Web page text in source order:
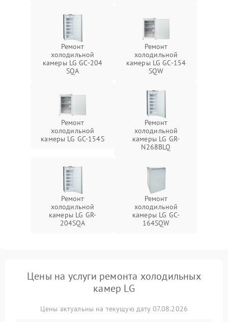
Ремонт
холодильной
камеры LG GC-204
SQA
Ремонт
холодильной
камеры LG GC-154
SQW
Ремонт
холодильной
камеры LG GC-154S
Ремонт
холодильной
камеры LG GR-
N268BLQ
Ремонт
холодильной
камеры LG GR-
204SQA
Ремонт
холодильной
камеры LG GC-
164SQW
Цены на услуги ремонта холодильных
камер LG
Цены актуальны на текущую дату 07.08.2026